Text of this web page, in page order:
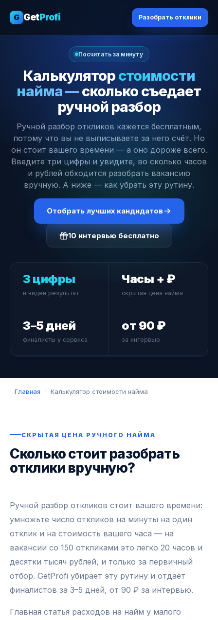
G GetProfi Разобрать отклики
Посчитать за минуту
Калькулятор стоимости
найма — сколько съедает
ручной разбор
Ручной разбор откликов кажется бесплатным,
потому что вы не выписываете за него счёт. Но
он стоит вашего времени — а оно дороже всего.
Введите три цифры и увидите, во сколько часов
и рублей обходится разобрать вакансию
вручную. А ниже — как убрать эту рутину.
Отобрать лучших кандидатов
10 интервью бесплатно
3 цифры
и виден результат
Часы + ₽
скрытая цена найма
3–5 дней
финалисты у сервиса
от 90 ₽
за интервью
Главная / Калькулятор стоимости найма
СКРЫТАЯ ЦЕНА РУЧНОГО НАЙМА
Сколько стоит разобрать
отклики вручную?
Ручной разбор откликов стоит вашего времени:
умножьте число откликов на минуты на один
отклик и на стоимость вашего часа — на
вакансии со 150 откликами это легко 20 часов и
десятки тысяч рублей, и только за первичный
отбор. GetProfi убирает эту рутину и отдаёт
финалистов за 3–5 дней, от 90 ₽ за интервью.
Главная статья расходов на найм у малого